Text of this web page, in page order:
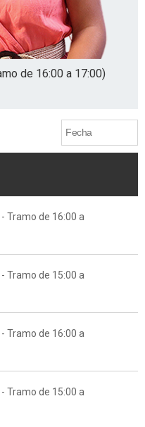
de 16:00 a 17:00)
Tramo de 16:00 a
Tramo de 15:00 a
Tramo de 16:00 a
Tramo de 15:00 a